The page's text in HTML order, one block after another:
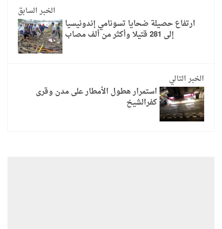
الخبر السابق
ارتفاع حصيلة ضحايا تسونامي إندونيسيا
إلى 281 قتيلا وأكثر من ألف مصاب
الخبر التالي
استمرار هطول الأمطار على مدن وقرى
كفرالشيخ